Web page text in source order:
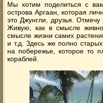
Мы хотим поделиться с
острова Аргаан, которая
это Джунгли, друзья.
Живую, как в смысле
смысле жизни самих
и т.д. Здесь же полно
на побережье, которое то
кораблей.